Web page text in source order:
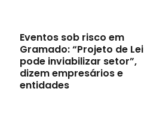
Eventos sob risco em
Gramado: “Projeto de Lei
pode inviabilizar setor”,
dizem empresários e
entidades